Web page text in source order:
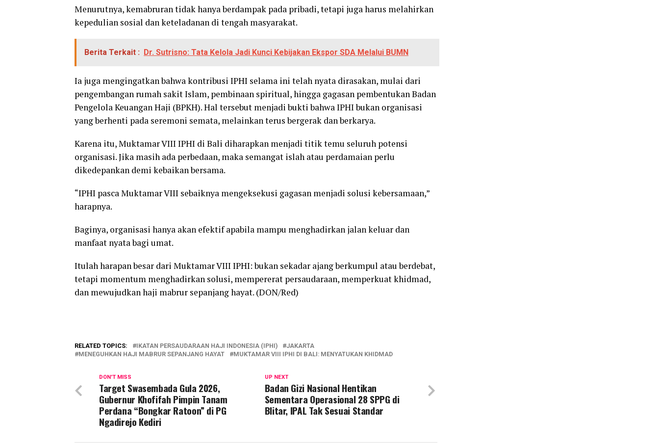
Menurutnya, kemabruran tidak hanya berdampak pada pribadi, tetapi juga harus melahirkan
kepedulian sosial dan keteladanan di tengah masyarakat.
Berita Terkait : Dr. Sutrisno: Tata Kelola Jadi Kunci Kebijakan Ekspor SDA Melalui BUMN
Ia juga mengingatkan bahwa kontribusi IPHI selama ini telah nyata dirasakan, mulai dari
pengembangan rumah sakit Islam, pembinaan spiritual, hingga gagasan pembentukan Badan
Pengelola Keuangan Haji (BPKH). Hal tersebut menjadi bukti bahwa IPHI bukan organisasi
yang berhenti pada seremoni semata, melainkan terus bergerak dan berkarya.
Karena itu, Muktamar VIII IPHI di Bali diharapkan menjadi titik temu seluruh potensi
organisasi. Jika masih ada perbedaan, maka semangat islah atau perdamaian perlu
dikedepankan demi kebaikan bersama.
“IPHI pasca Muktamar VIII sebaiknya mengeksekusi gagasan menjadi solusi kebersamaan,”
harapnya.
Baginya, organisasi hanya akan efektif apabila mampu menghadirkan jalan keluar dan
manfaat nyata bagi umat.
Itulah harapan besar dari Muktamar VIII IPHI: bukan sekadar ajang berkumpul atau berdebat,
tetapi momentum menghadirkan solusi, mempererat persaudaraan, memperkuat khidmad,
dan mewujudkan haji mabrur sepanjang hayat. (DON/Red)
RELATED TOPICS: IKATAN PERSAUDARAAN HAJI INDONESIA (IPHI)
JAKARTA
MENEGUHKAN HAJI MABRUR SEPANJANG HAYAT
MUKTAMAR VIII IPHI DI BALI: MENYATUKAN KHIDMAD
UP NEXT
Badan Gizi Nasional Hentikan
Sementara Operasional 28 SPPG di
Blitar, IPAL Tak Sesuai Standar
DON'T MISS
Target Swasembada Gula 2026,
Gubernur Khofifah Pimpin Tanam
Perdana “Bongkar Ratoon” di PG
Ngadirejo Kediri